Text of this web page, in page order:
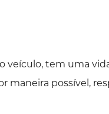
veículo, tem uma
maneira possível,